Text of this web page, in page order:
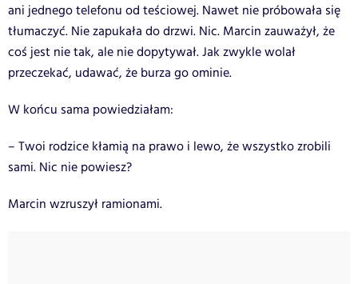
ani jednego telefonu od teściowej. Nawet nie próbowała się
tłumaczyć. Nie zapukała do drzwi. Nic. Marcin zauważył, że
coś jest nie tak, ale nie dopytywał. Jak zwykle wolał
przeczekać, udawać, że burza go ominie.
W końcu sama powiedziałam:
– Twoi rodzice kłamią na prawo i lewo, że wszystko zrobili
sami. Nic nie powiesz?
Marcin wzruszył ramionami.